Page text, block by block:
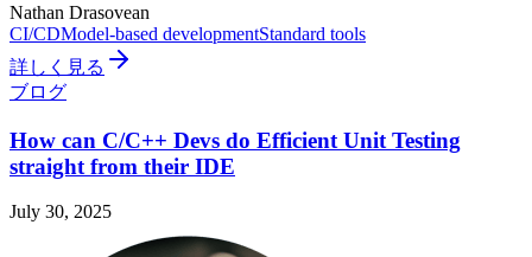
Nathan Drasovean
CI/CDModel-based developmentStandard tools
詳しく見る
ブログ
How can C/C++ Devs do Efficient Unit Testing
straight from their IDE
July 30, 2025